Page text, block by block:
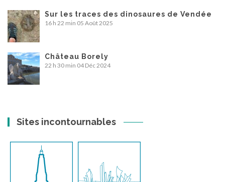
Sur les traces des dinosaures de Vendée
16 h 22 min 05 Août 2025
Château Borely
22 h 30 min 04 Déc 2024
Sites incontournables